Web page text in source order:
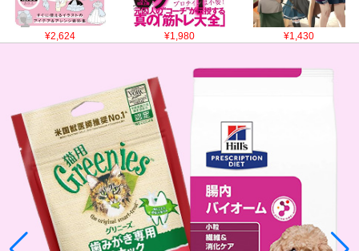
¥2,624 ¥1,980 ¥1,430